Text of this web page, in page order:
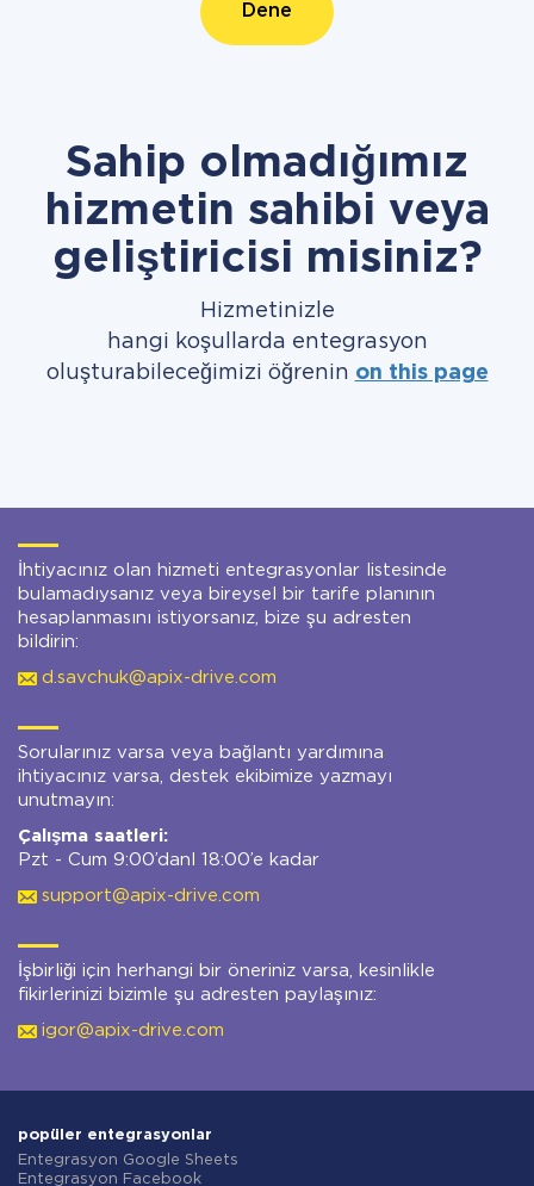
Dene
Sahip olmadığımız
hizmetin sahibi veya
geliştiricisi misiniz?
Hizmetinizle
hangi koşullarda entegrasyon
oluşturabileceğimizi öğrenin on this page
İhtiyacınız olan hizmeti entegrasyonlar listesinde
bulamadıysanız veya bireysel bir tarife planının
hesaplanmasını istiyorsanız, bize şu adresten
bildirin:
d.savchuk@apix-drive.com
Sorularınız varsa veya bağlantı yardımına
ihtiyacınız varsa, destek ekibimize yazmayı
unutmayın:
Çalışma saatleri:
Pzt - Cum 9:00’danl 18:00’e kadar
support@apix-drive.com
İşbirliği için herhangi bir öneriniz varsa, kesinlikle
fikirlerinizi bizimle şu adresten paylaşınız:
igor@apix-drive.com
popüler entegrasyonlar
Entegrasyon Google Sheets
Entegrasyon Facebook